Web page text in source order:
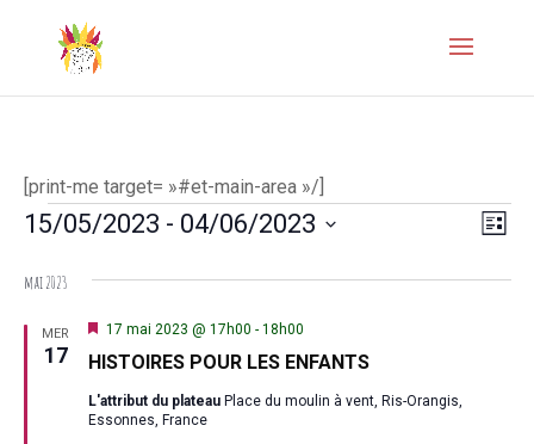
[print-me target= »#et-main-area »/]
Évènements
vues
Liste
15/05/2023 - 04/06/2023
une
date.
mai 2023
MER
17 HISTOIRES POUR LES ENFANTS
Mis
avant
17 mai 2023 @ 17h00 - 18h00
L'attribut du plateau Place du moulin à vent, Ris-Orangis,
Essonnes, France